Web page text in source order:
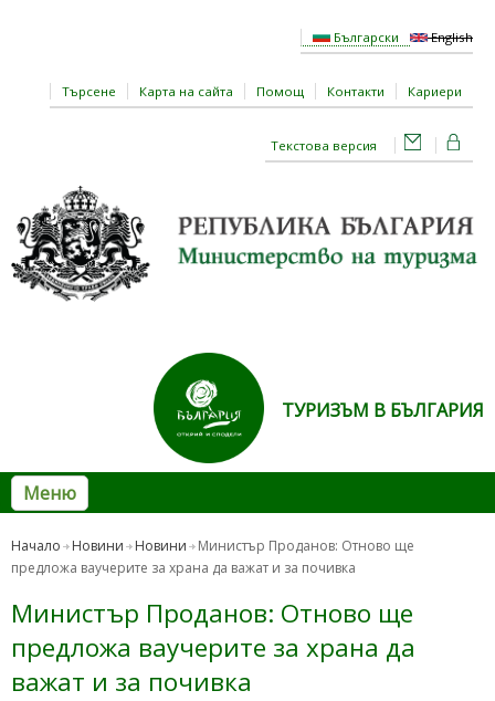
Български English
Търсене Карта на сайта Помощ Контакти Кариери
Текстова версия
ТУРИЗЪМ В БЪЛГАРИЯ
Меню
Начало Новини Новини
Министър Проданов: Отново ще
предложа ваучерите за храна да важат и за почивка
Министър Проданов: Отново ще
предложа ваучерите за храна да
важат и за почивка